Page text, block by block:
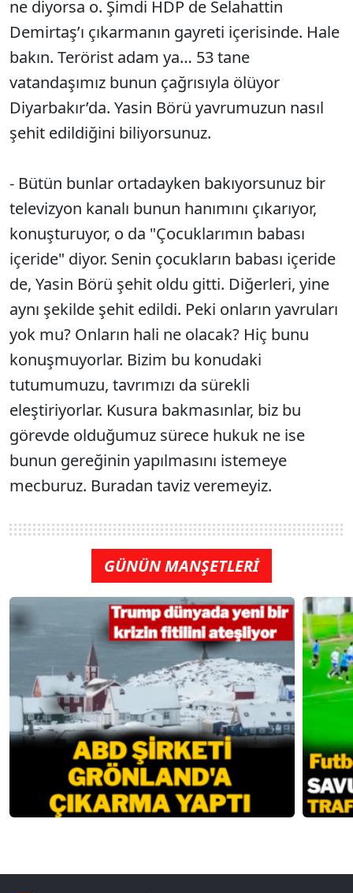
ne diyorsa o. Şimdi HDP de Selahattin
Demirtaş’ı çıkarmanın gayreti içerisinde. Hale
bakın. Terörist adam ya… 53 tane
vatandaşımız bunun çağrısıyla ölüyor
Diyarbakır’da. Yasin Börü yavrumuzun nasıl
şehit edildiğini biliyorsunuz.
- Bütün bunlar ortadayken bakıyorsunuz bir
televizyon kanalı bunun hanımını çıkarıyor,
konuşturuyor, o da "Çocuklarımın babası
içeride" diyor. Senin çocukların babası içeride
de, Yasin Börü şehit oldu gitti. Diğerleri, yine
aynı şekilde şehit edildi. Peki onların yavruları
yok mu? Onların hali ne olacak? Hiç bunu
konuşmuyorlar. Bizim bu konudaki
tutumumuzu, tavrımızı da sürekli
eleştiriyorlar. Kusura bakmasınlar, biz bu
görevde olduğumuz sürece hukuk ne ise
bunun gereğinin yapılmasını istemeye
mecburuz. Buradan taviz veremeyiz.
GÜNÜN MANŞETLERİ